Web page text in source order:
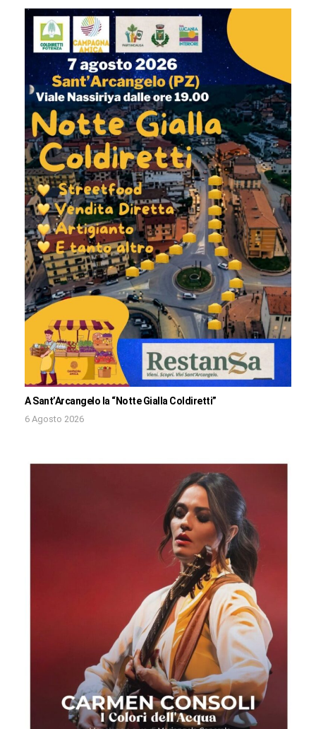
A Sant’Arcangelo la “Notte Gialla Coldiretti”
6 Agosto 2026